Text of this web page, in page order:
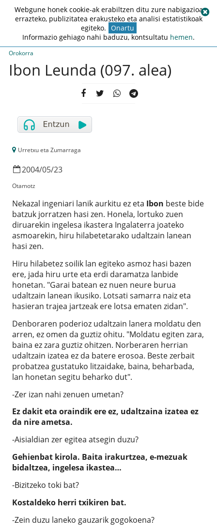
Orokorra
Ibon Leunda (097. alea)
Urretxu eta Zumarraga
2004/05/23
Otamotz
Nekazal ingeniari lanik aurkitu ez eta Ibon beste bide
batzuk jorratzen hasi zen. Honela, lortuko zuen
diruarekin ingelesa ikastera Ingalaterra joateko
asmoarekin, hiru hilabetetarako udaltzain lanean
hasi zen.
Hiru hilabetez soilik lan egiteko asmoz hasi bazen
ere, jada hiru urte eta erdi daramatza lanbide
honetan. "Garai batean ez nuen neure burua
udaltzain lanean ikusiko. Lotsati samarra naiz eta
hasieran trajea jartzeak ere lotsa ematen zidan".
Denboraren poderioz udaltzain lanera moldatu den
arren, ez omen da guztiz ohitu. "Moldatu egiten zara,
baina ez zara guztiz ohitzen. Norberaren herrian
udaltzain izatea ez da batere erosoa. Beste zerbait
probatzea gustatuko litzaidake, baina, beharbada,
lan honetan segitu beharko dut".
-Zer izan nahi zenuen umetan?
Ez dakit eta oraindik ere ez, udaltzaina izatea ez
da nire ametsa.
-Aisialdian zer egitea atsegin duzu?
Gehienbat kirola. Baita irakurtzea, e-mezuak
bidaltzea, ingelesa ikastea…
-Bizitzeko toki bat?
Kostaldeko herri txikiren bat.
-Zein duzu laneko gauzarik gogokoena?
Webgune honek cookie-ak erabiltzen ditu zure nabigazioa
errazteko, publizitatea erakusteko eta analisi estatistikoak
egiteko. Onartu
Informazio gehiago nahi baduzu, kontsultatu hemen.